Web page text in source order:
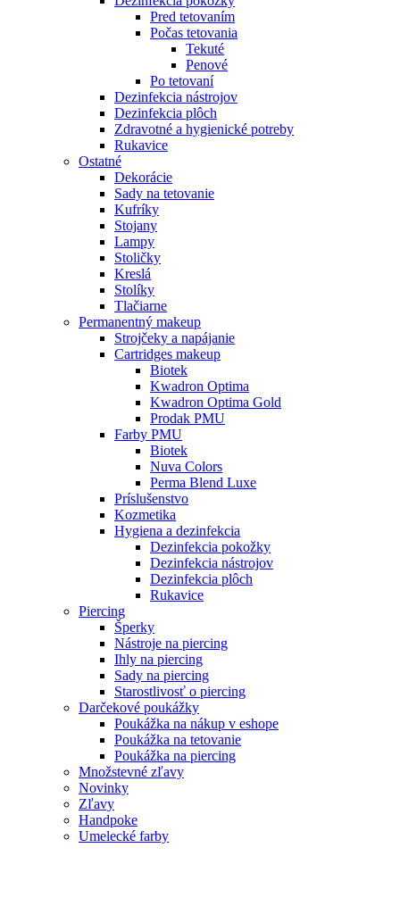
Pred tetovaním
Počas tetovania
Tekuté
Penové
Po tetovaní
Dezinfekcia nástrojov
Dezinfekcia plôch
Zdravotné a hygienické potreby
Rukavice
Ostatné
Dekorácie
Sady na tetovanie
Kufríky
Stojany
Lampy
Stoličky
Kreslá
Stolíky
Tlačiarne
Permanentný makeup
Strojčeky a napájanie
Cartridges makeup
Biotek
Kwadron Optima
Kwadron Optima Gold
Prodak PMU
Farby PMU
Biotek
Nuva Colors
Perma Blend Luxe
Príslušenstvo
Kozmetika
Hygiena a dezinfekcia
Dezinfekcia pokožky
Dezinfekcia nástrojov
Dezinfekcia plôch
Rukavice
Piercing
Šperky
Nástroje na piercing
Ihly na piercing
Sady na piercing
Starostlivosť o piercing
Darčekové poukážky
Poukážka na nákup v eshope
Poukážka na tetovanie
Poukážka na piercing
Množstevné zľavy
Novinky
Zľavy
Handpoke
Umelecké farby